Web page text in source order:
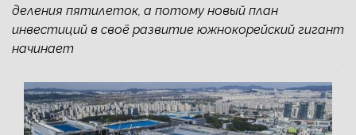
деления пятилеток, а потому новый план
инвестиций в своё развитие южнокорейский гигант
начинает